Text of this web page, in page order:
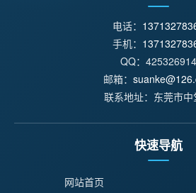
电话：
手机：
QQ：425326914
邮箱：
联系地址：东莞市中
快速导航
网站首页